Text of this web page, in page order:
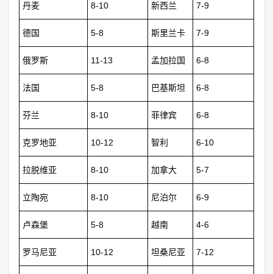
丹麦 8-10 新西兰 7-9
德国 5-8 斯里兰卡 7-9
俄罗斯 11-13 孟加拉国 6-8
法国 5-8 巴基斯坦 6-8
芬兰 8-10 菲律宾 6-8
克罗地亚 10-12 智利 6-10
拉脱维亚 8-10 加拿大 5-7
立陶宛 8-10 尼泊尔 6-9
卢森堡 5-8 越南 4-6
罗马尼亚 10-12 坦桑尼亚 7-12